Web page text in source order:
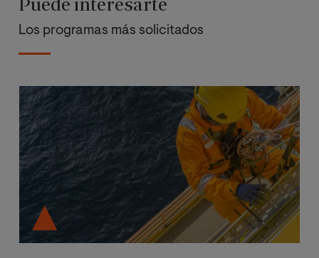
Los programas más solicitados